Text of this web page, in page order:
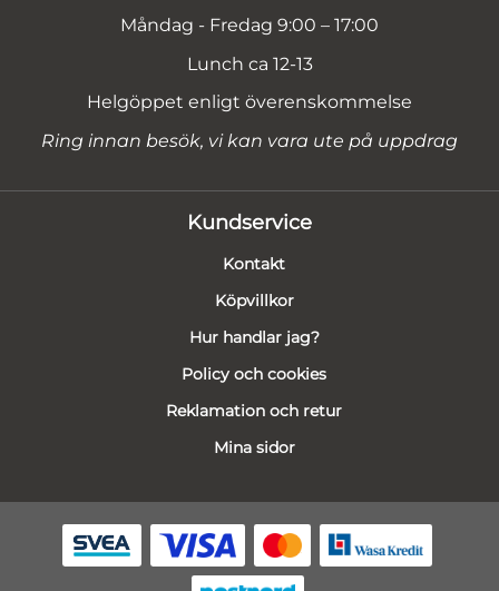
Måndag - Fredag 9:00 – 17:00
Lunch ca 12-13
Helgöppet enligt överenskommelse
Ring innan besök, vi kan vara ute på uppdrag
Kundservice
Kontakt
Köpvillkor
Hur handlar jag?
Policy och cookies
Reklamation och retur
Mina sidor